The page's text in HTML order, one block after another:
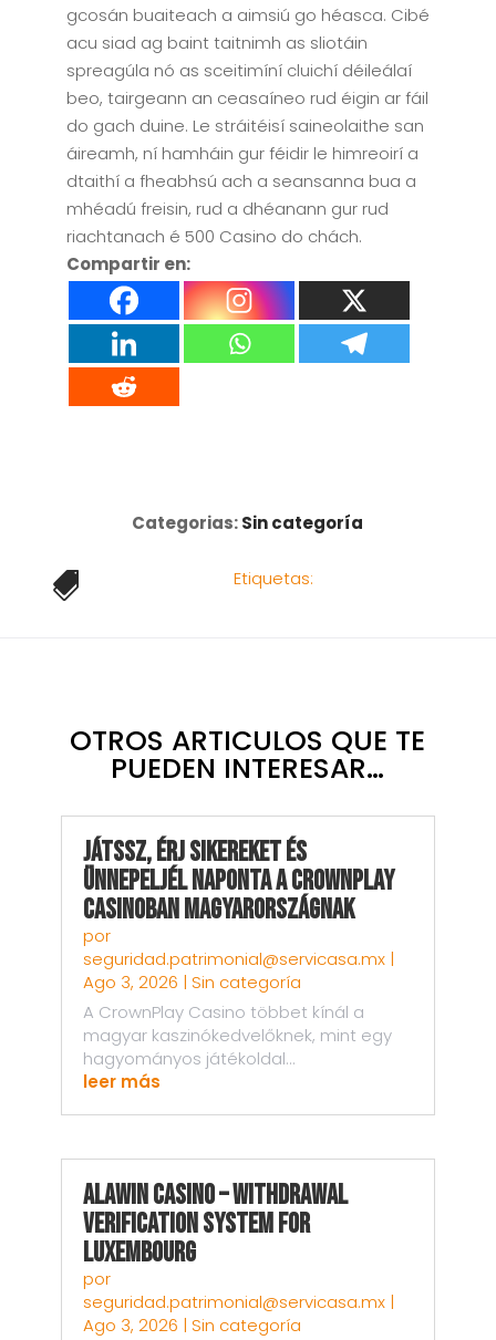
gcosán buaiteach a aimsiú go héasca. Cibé
acu siad ag baint taitnimh as sliotáin
spreagúla nó as sceitimíní cluichí déileálaí
beo, tairgeann an ceasaíneo rud éigin ar fáil
do gach duine. Le stráitéisí saineolaithe san
áireamh, ní hamháin gur féidir le himreoirí a
dtaithí a fheabhsú ach a seansanna bua a
mhéadú freisin, rud a dhéanann gur rud
riachtanach é 500 Casino do chách.
Compartir en:
Categorias:Sin categoría
 Etiquetas:
OTROS ARTICULOS QUE TE
PUEDEN INTERESAR…
Játssz, Érj sikereket és
Ünnepeljél Naponta a CrownPlay
Casinoban Magyarországnak
por
seguridad.patrimonial@servicasa.mx|
Ago 3, 2026 | Sin categoría
A CrownPlay Casino többet kínál a
magyar kaszinókedvelőknek, mint egy
hagyományos játékoldal...
leer más
AlaWin Casino – Withdrawal
Verification System for
Luxembourg
por
seguridad.patrimonial@servicasa.mx|
Ago 3, 2026 | Sin categoría